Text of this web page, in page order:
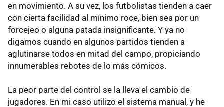
en movimiento. A su vez, los futbolistas tienden a caer
con cierta facilidad al mínimo roce, bien sea por un
forcejeo o alguna patada insignificante. Y ya no
digamos cuando en algunos partidos tienden a
aglutinarse todos en mitad del campo, propiciando
innumerables rebotes de lo más cómicos.
La peor parte del control se la lleva el cambio de
jugadores. En mi caso utilizo el sistema manual, y he